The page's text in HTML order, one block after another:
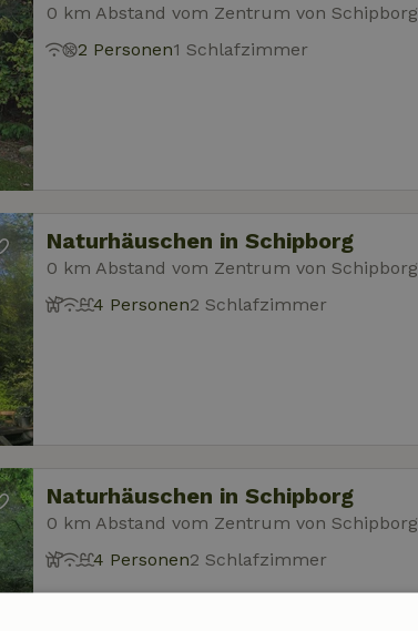
0 km Abstand vom Zentrum von Schipborg
2 Personen1 Schlafzimmer
Naturhäuschen in Schipborg
0 km Abstand vom Zentrum von Schipborg
4 Personen2 Schlafzimmer
Naturhäuschen in Schipborg
0 km Abstand vom Zentrum von Schipborg
4 Personen2 Schlafzimmer